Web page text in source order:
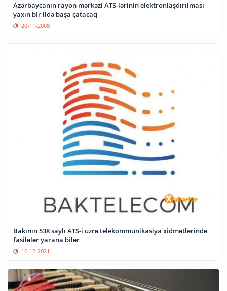
Azərbaycanın rayon mərkəzi ATS-lərinin elektronlaşdırılması
yaxın bir ildə başa çatacaq
20-11-2008
Bakının 538 saylı ATS-i üzrə telekommunikasiya xidmətlərində
fasilələr yarana bilər
16-12-2021